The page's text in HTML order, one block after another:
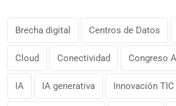
Brecha digital Centros de Datos
Cloud Conectividad Congreso
IA IA generativa Innovación TIC